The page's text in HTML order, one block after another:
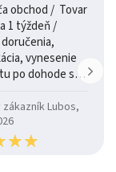
mierne vlhkou
obchod / Tovar
1 týždeň /
vynesenie
po dohode so
Lubos,
★★
★★